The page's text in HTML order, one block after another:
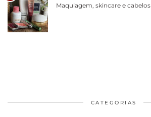
Maquiagem, skincare e cabelos
CATEGORIAS